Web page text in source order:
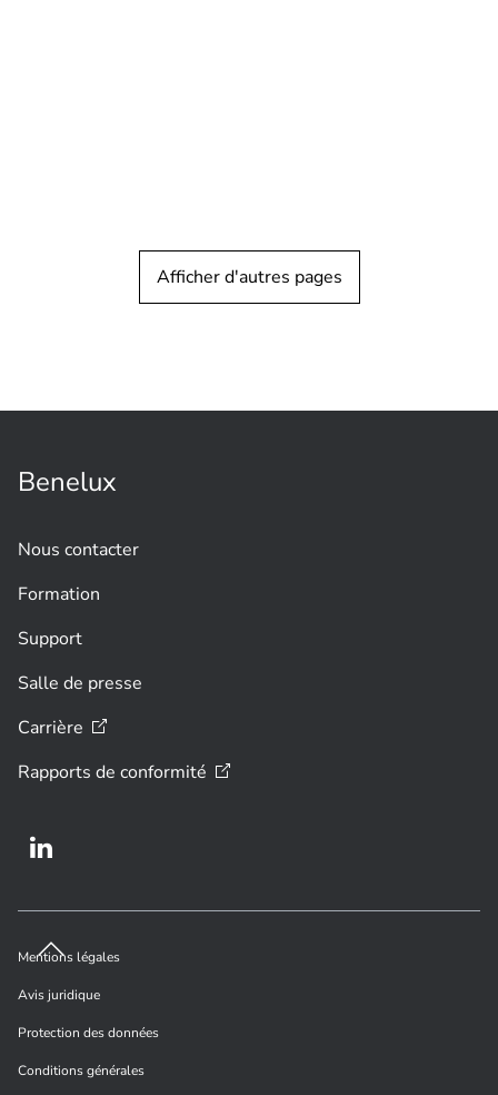
TÉMOIGNAGE CLIENT Surveillance urbaine
Afficher d'autres pages
Benelux
Nous contacter
Formation
Support
Salle de presse
Carrière
Rapports de conformité
Mentions légales
Avis juridique
Protection des données
Conditions générales